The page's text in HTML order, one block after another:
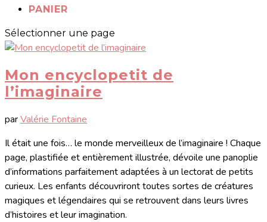
PANIER
Sélectionner une page
Mon encyclopetit de
l’imaginaire
parValérie Fontaine
Il était une fois… le monde merveilleux de l’imaginaire ! Chaque
page, plastifiée et entièrement illustrée, dévoile une panoplie
d’informations parfaitement adaptées à un lectorat de petits
curieux. Les enfants découvriront toutes sortes de créatures
magiques et légendaires qui se retrouvent dans leurs livres
d’histoires et leur imagination.